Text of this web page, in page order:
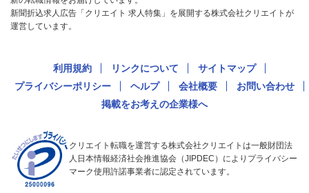
新聞折込求人広告「クリエイト 求人特集」を展開する株式会社クリエイトが
運営しています。
利用規約 リンクについて
サイトマップ
プライバシーポリシー
ヘルプ 会社概要
お問い合わせ
掲載をお考えの企業様へ
クリエイト転職を運営する株式会社クリエイトは一般財団法
人日本情報経済社会推進協会（JIPDEC）によりプライバシー
マーク使用許諾事業者に認定されています。